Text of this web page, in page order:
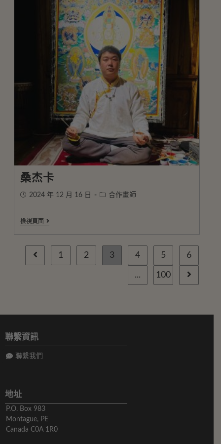
桑杰卡
2024 年 12 月 16 日 合作畫師
檢視頁面
1 2 3 4 5 6
... 100
聯繫資訊
聯繫我們
地址
P.O. Box 983
Montague, PE
Canada C0A 1R0